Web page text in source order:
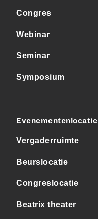
Congres
Webinar
Seminar
Symposium
Evenementenlocatie
Vergaderruimte
Beurslocatie
Congreslocatie
Beatrix theater